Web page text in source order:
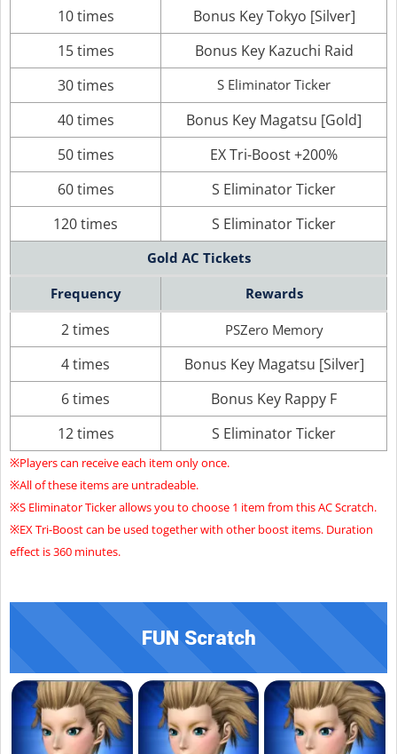
10 times
Bonus Key Tokyo [Silver]
15 times
Bonus Key Kazuchi Raid
30 times
S Eliminator Ticker
40 times
Bonus Key Magatsu [Gold]
50 times
EX Tri-Boost +200%
60 times
S Eliminator Ticker
120 times
S Eliminator Ticker
Gold AC Tickets
Frequency
Rewards
2 times PSZero Memory
4 times
Bonus Key Magatsu [Silver]
6 times
Bonus Key Rappy F
12 times
S Eliminator Ticker
※Players can receive each item only once.
※All of these items are untradeable.
※S Eliminator Ticker allows you to choose 1 item from this AC Scratch.
※EX Tri-Boost can be used together with other boost items. Duration
effect is 360 minutes.
FUN Scratch